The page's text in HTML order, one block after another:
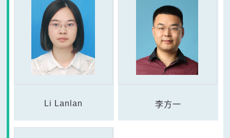
Li Lanlan 李方一